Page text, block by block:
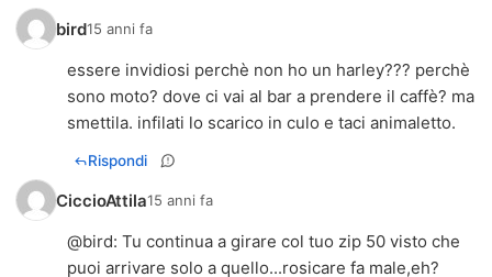
bird15 anni fa
essere invidiosi perchè non ho un harley??? perchè
sono moto? dove ci vai al bar a prendere il caffè? ma
smettila. infilati lo scarico in culo e taci animaletto.
Rispondi
CiccioAttila15 anni fa
@bird: Tu continua a girare col tuo zip 50 visto che
puoi arrivare solo a quello...rosicare fa male,eh?